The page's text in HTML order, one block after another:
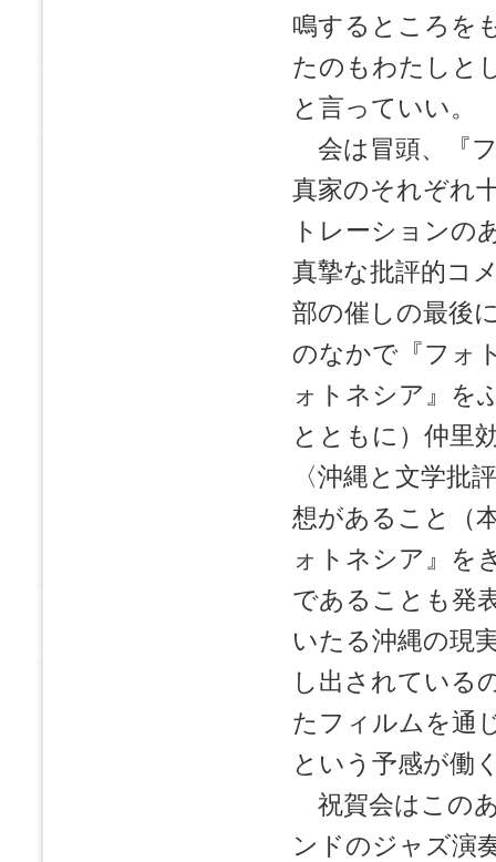
鳴するところを
たのもわたしと
と言っていい。
会は冒頭、『
真家のそれぞれ
トレーションの
真摯な批評的コ
部の催しの最後
のなかで『フォ
ォトネシア』を
とともに）仲里
〈沖縄と文学批
想があること（
ォトネシア』を
であることも発
いたる沖縄の現
し出されている
たフィルムを通
という予感が働
祝賀会はこの
ンドのジャズ演